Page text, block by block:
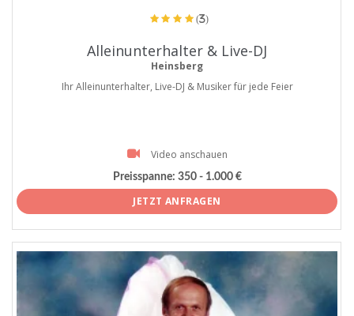
(3)
Alleinunterhalter & Live-DJ
Heinsberg
Ihr Alleinunterhalter, Live-DJ & Musiker für jede Feier
Video anschauen
Preisspanne: 350 - 1.000 €
JETZT ANFRAGEN